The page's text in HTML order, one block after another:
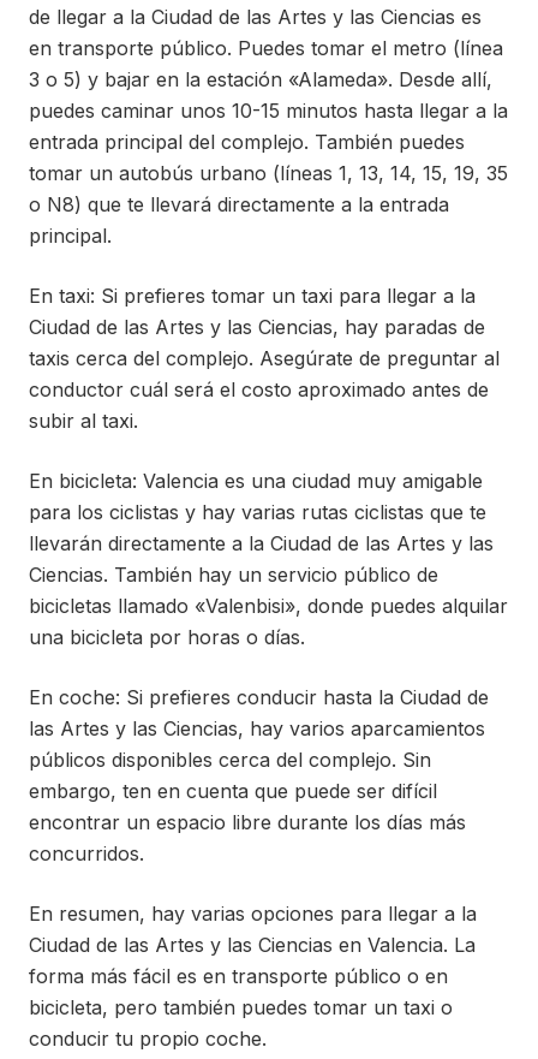
de llegar a la Ciudad de las Artes y las Ciencias es
en transporte público. Puedes tomar el metro (línea
3 o 5) y bajar en la estación «Alameda». Desde allí,
puedes caminar unos 10-15 minutos hasta llegar a la
entrada principal del complejo. También puedes
tomar un autobús urbano (líneas 1, 13, 14, 15, 19, 35
o N8) que te llevará directamente a la entrada
principal.
En taxi: Si prefieres tomar un taxi para llegar a la
Ciudad de las Artes y las Ciencias, hay paradas de
taxis cerca del complejo. Asegúrate de preguntar al
conductor cuál será el costo aproximado antes de
subir al taxi.
En bicicleta: Valencia es una ciudad muy amigable
para los ciclistas y hay varias rutas ciclistas que te
llevarán directamente a la Ciudad de las Artes y las
Ciencias. También hay un servicio público de
bicicletas llamado «Valenbisi», donde puedes alquilar
una bicicleta por horas o días.
En coche: Si prefieres conducir hasta la Ciudad de
las Artes y las Ciencias, hay varios aparcamientos
públicos disponibles cerca del complejo. Sin
embargo, ten en cuenta que puede ser difícil
encontrar un espacio libre durante los días más
concurridos.
En resumen, hay varias opciones para llegar a la
Ciudad de las Artes y las Ciencias en Valencia. La
forma más fácil es en transporte público o en
bicicleta, pero también puedes tomar un taxi o
conducir tu propio coche.